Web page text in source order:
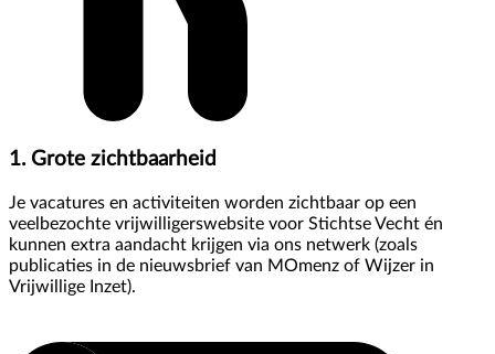
1. Grote zichtbaarheid
Je vacatures en activiteiten worden zichtbaar op een
veelbezochte vrijwilligerswebsite voor Stichtse Vecht én
kunnen extra aandacht krijgen via ons netwerk (zoals
publicaties in de nieuwsbrief van MOmenz of Wijzer in
Vrijwillige Inzet).